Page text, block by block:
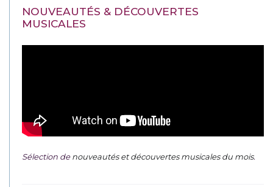
NOUVEAUTÉS & DÉCOUVERTES
MUSICALES
Sélection denouveautés et découvertes musicales du mois.